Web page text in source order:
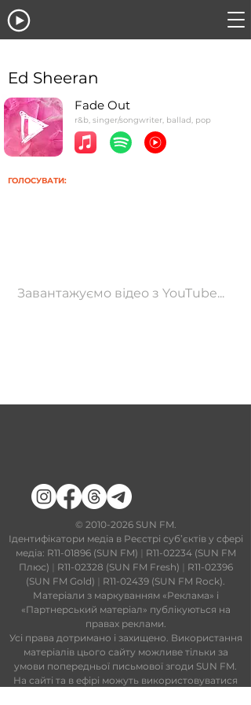
Ed Sheeran
Fade Out
r&b, singer/songwriter, ballad, pop
ГОЛОСУВАТИ:
Завантажуємо відео з YouTube...
​© 2010-2026SUN FM.
Ідентифікатори медіа в Реєстрі суб’єктів у сфері
медіа: R11-01896 (SUN FM) | R11-02234 (SUN FM
Плюс) | R11-02328 (SUN FM Fresh) | R11-02396
(SUN FM Gold) | R11-02439 (SUN FM Rock).
Матеріали з маркуванням «Реклама» і
«Партнерський матеріал» публікуються на
правах реклами.
Усі права дотримано і захищено. Використання
матеріалів цього сайту можливе тільки за
умови попередньої письмової згоди SUN FM.
На сайті та в ефірі можуть використовуватися